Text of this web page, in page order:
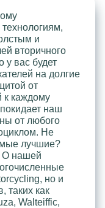
и
вторичного
у вас будет
на долгие
от
к каждому
наш
от любого
Не
лучшие?
О нашей
но и
таких как
Walteiffic,